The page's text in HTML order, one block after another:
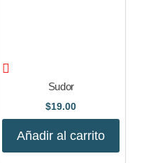
Sudor
$19.00
Añadir al carrito